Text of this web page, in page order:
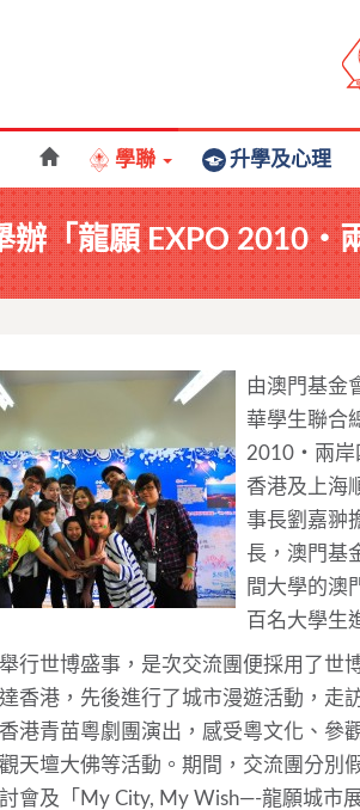
學聯 升學及心理
辦「龍願 EXPO 2010‧
由澳門基金
華學生聯合
2010‧兩岸
香港及上海
事長劉嘉翀
長，澳門基
間大學的澳
百名大學生
行世博盛事，是次交流團便採用了世
香港，先後進行了城市漫遊活動，走
港青苗粵劇團演出，感受粵文化、參
天壇大佛等活動。期間，交流團分別
會及「My City, My Wish—-龍願城市